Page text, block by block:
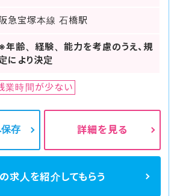
急宝塚本線 石橋駅
年齢、経験、能力を考慮のうえ、規
により決定
業時間が少ない
存 詳細を見る
求人を紹介してもらう